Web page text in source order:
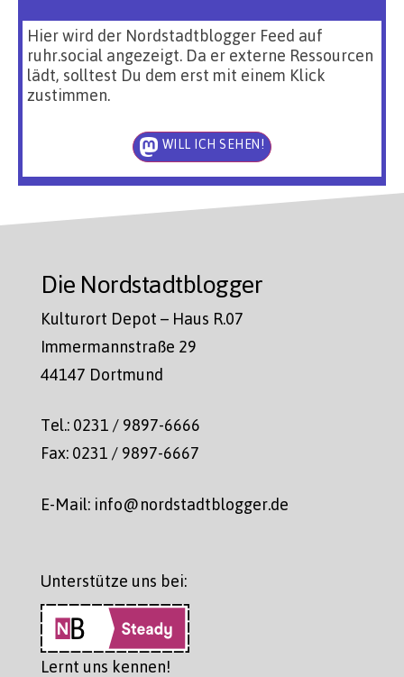
Hier wird der Nordstadtblogger Feed auf
ruhr.social angezeigt. Da er externe Ressourcen
lädt, solltest Du dem erst mit einem Klick
zustimmen.
WILL ICH SEHEN!
Die Nordstadtblogger
Kulturort Depot – Haus R.07
Immermannstraße 29
44147 Dortmund
Tel.: 0231 / 9897-6666
Fax: 0231 / 9897-6667
E-Mail: info@nordstadtblogger.de
Unterstütze uns bei:
Lernt uns kennen!